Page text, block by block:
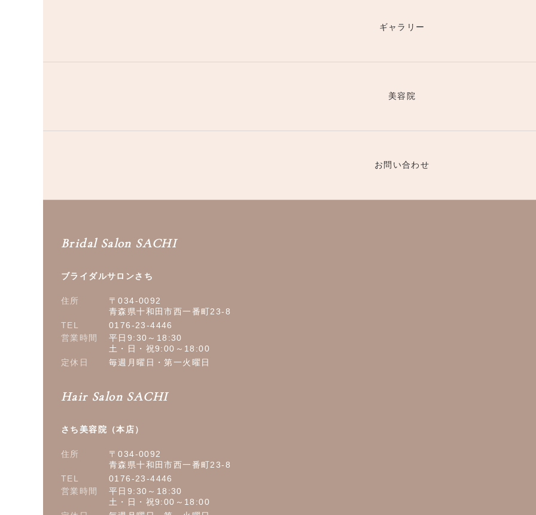
ギャラリー
美容院
お問い合わせ
Bridal Salon SACHI
ブライダルサロンさち
住所
〒034-0092
青森県十和田市西一番町23-8
TEL
0176-23-4446
営業時間
平日9:30～18:30
土・日・祝9:00～18:00
定休日
毎週月曜日・第一火曜日
Hair Salon SACHI
さち美容院（本店）
住所
〒034-0092
青森県十和田市西一番町23-8
TEL
0176-23-4446
営業時間
平日9:30～18:30
土・日・祝9:00～18:00